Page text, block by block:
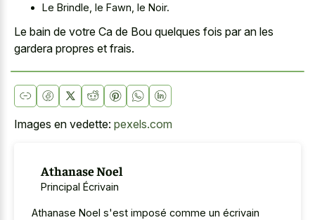
Le Brindle, le Fawn, le Noir.
Le bain de votre Ca de Bou quelques fois par an les
gardera propres et frais.
Images en vedette: pexels.com
Athanase Noel
Principal Écrivain
Athanase Noel s'est imposé comme un écrivain